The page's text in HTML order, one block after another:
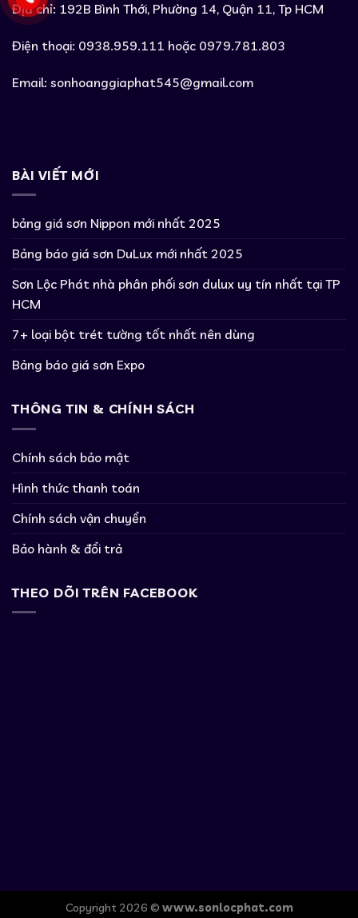
Địa chỉ: 192B Bình Thới, Phường 14, Quận 11, Tp HCM
Điện thoại: 0938.959.111 hoặc 0979.781.803
Email: sonhoanggiaphat545@gmail.com
BÀI VIẾT MỚI
bảng giá sơn Nippon mới nhất 2025
Bảng báo giá sơn DuLux mới nhất 2025
Sơn Lộc Phát nhà phân phối sơn dulux uy tín nhất tại TP
HCM
7+ loại bột trét tường tốt nhất nên dùng
Bảng báo giá sơn Expo
THÔNG TIN & CHÍNH SÁCH
Chính sách bảo mật
Hình thức thanh toán
Chính sách vận chuyển
Bảo hành & đổi trả
THEO DÕI TRÊN FACEBOOK
Copyright 2026 © www.sonlocphat.com